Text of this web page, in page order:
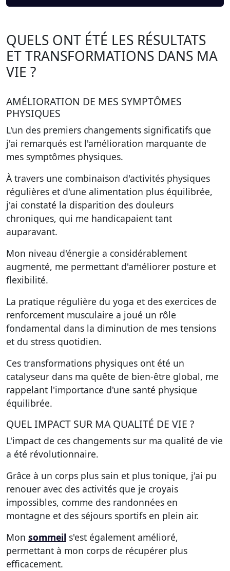
QUELS ONT ÉTÉ LES RÉSULTATS
ET TRANSFORMATIONS DANS MA
VIE ?
AMÉLIORATION DE MES SYMPTÔMES
PHYSIQUES
L'un des premiers changements significatifs que
j'ai remarqués est l'amélioration marquante de
mes symptômes physiques.
À travers une combinaison d'activités physiques
régulières et d'une alimentation plus équilibrée,
j'ai constaté la disparition des douleurs
chroniques, qui me handicapaient tant
auparavant.
Mon niveau d'énergie a considérablement
augmenté, me permettant d'améliorer posture et
flexibilité.
La pratique régulière du yoga et des exercices de
renforcement musculaire a joué un rôle
fondamental dans la diminution de mes tensions
et du stress quotidien.
Ces transformations physiques ont été un
catalyseur dans ma quête de bien-être global, me
rappelant l'importance d'une santé physique
équilibrée.
QUEL IMPACT SUR MA QUALITÉ DE VIE ?
L'impact de ces changements sur ma qualité de vie
a été révolutionnaire.
Grâce à un corps plus sain et plus tonique, j'ai pu
renouer avec des activités que je croyais
impossibles, comme des randonnées en
montagne et des séjours sportifs en plein air.
Mon sommeil s'est également amélioré,
permettant à mon corps de récupérer plus
efficacement.